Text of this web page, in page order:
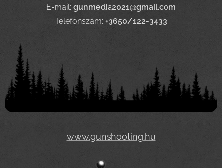
E-mail: gunmedia2021@gmail.com
Telefonszám: +3650/122-3433
www.gunshooting.hu